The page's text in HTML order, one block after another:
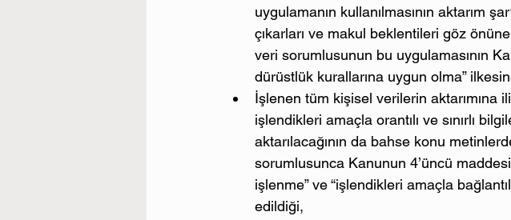
uygulamanın kullanılmasının aktarım
çıkarları ve makul beklentileri göz
veri sorumlusunun bu uygulamasının
dürüstlük kurallarına uygun olma”
İşlenen tüm kişisel verilerin aktarımına
işlendikleri amaçla orantılı ve sınırlı
aktarılacağının da bahse konu
sorumlusunca Kanunun 4’üncü
işlenme” ve “işlendikleri amaçla
edildiği,